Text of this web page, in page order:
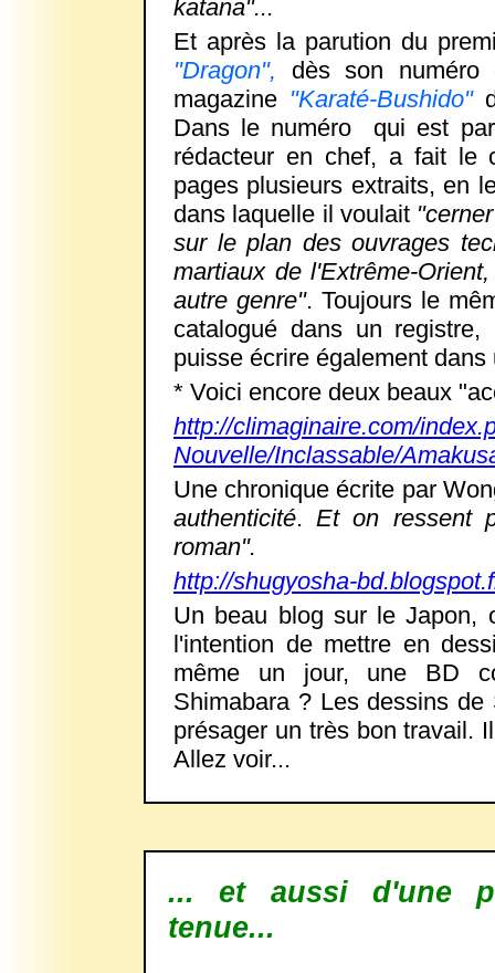
katana"...
Et après la parution du
"Dragon", dès son
magazine "Karaté-Bushido"
Dans le numéro qui est
rédacteur en chef, a fait le
pages plusieurs extraits, en
dans laquelle il voulait
sur le plan des ouvrages
martiaux de l'Extrême-
autre genre". Toujours le
catalogué dans un
puisse écrire également dans
* Voici encore deux beaux
http://climaginaire.com/
Nouvelle/Inclassable/
Une chronique écrite par
authenticité.Et on ressent
roman".
http://shugyosha-
Un beau blog sur le Japon,
l'intention de mettre en
même un jour, une BD
Shimabara ? Les dessins de
présager un très bon travail.
Allez voir...
... et aussi d'une
tenue...